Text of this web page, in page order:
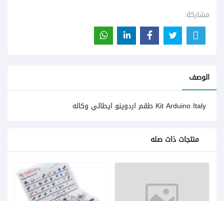
مشاركة:
الوصف
Kit Arduino Italy طقم اردوينو ايطالي وكاله
منتجات ذات صله